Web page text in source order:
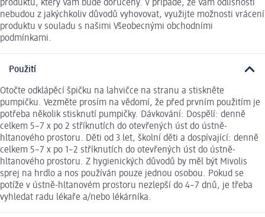
produktu, který Vám bude doručený. V případě, že Vám odlišnosti
nebudou z jakýchkoliv důvodů vyhovovat, využijte možnosti vrácení
produktu v souladu s našimi Všeobecnými obchodními
podmínkami.
Použití
Otočte odklápěcí špičku na lahvičce na stranu a stiskněte
pumpičku. Vezměte prosím na vědomí, že před prvním použitím je
potřeba několik stisknutí pumpičky. Dávkování: Dospělí: denně
celkem 5–7 x po 2 stříknutích do otevřených úst do ústně-
hltanového prostoru. Děti od 3 let, školní děti a dospívající: denně
celkem 5–7 x po 1–2 stříknutích do otevřených úst do ústně-
hltanového prostoru. Z hygienických důvodů by měl být Mivolis
sprej na hrdlo a nos používán pouze jednou osobou. Pokud se
potíže v ústně-hltanovém prostoru nezlepší do 4–7 dnů, je třeba
vyhledat radu lékaře a/nebo lékárníka.